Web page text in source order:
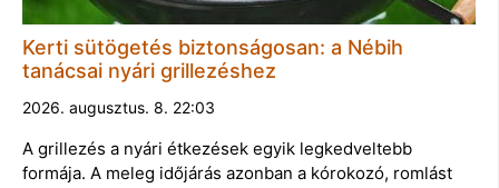
Kerti sütögetés biztonságosan: a Nébih
tanácsai nyári grillezéshez
2026. augusztus. 8. 22:03
A grillezés a nyári étkezések egyik legkedveltebb
formája. A meleg időjárás azonban a kórokozó, romlást